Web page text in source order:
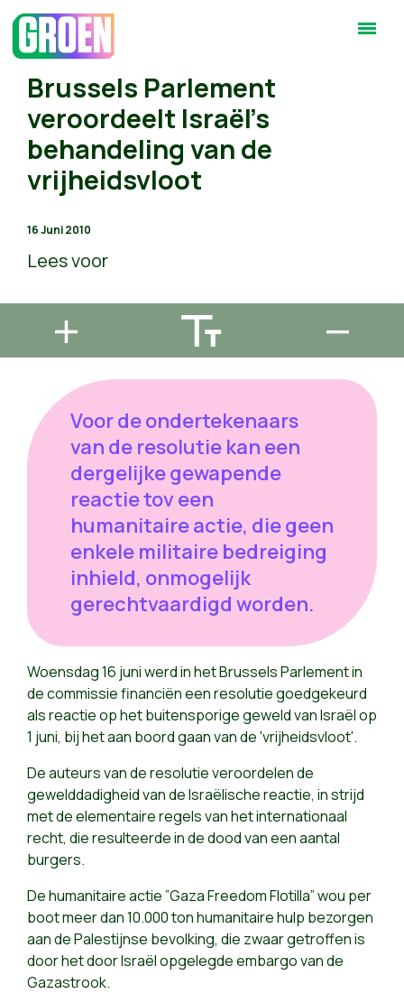
Brussels Parlement
veroordeelt Israël's
behandeling van de
vrijheidsvloot
16 Juni 2010
Lees voor
Voor de ondertekenaars
van de resolutie kan een
dergelijke gewapende
reactie tov een
humanitaire actie, die geen
enkele militaire bedreiging
inhield, onmogelijk
gerechtvaardigd worden.
Woensdag 16 juni werd in het Brussels Parlement in
de commissie financiën een resolutie goedgekeurd
als reactie op het buitensporige geweld van Israël op
1 juni, bij het aan boord gaan van de 'vrijheidsvloot'.
De auteurs van de resolutie veroordelen de
gewelddadigheid van de Israëlische reactie, in strijd
met de elementaire regels van het internationaal
recht, die resulteerde in de dood van een aantal
burgers.
De humanitaire actie ”Gaza Freedom Flotilla” wou per
boot meer dan 10.000 ton humanitaire hulp bezorgen
aan de Palestijnse bevolking, die zwaar getroffen is
door het door Israël opgelegde embargo van de
Gazastrook.